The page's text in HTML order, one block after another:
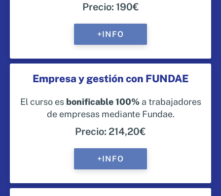
Precio: 190€
+INFO
Empresa y gestión con FUNDAE
El curso es bonificable 100%a trabajadores
de empresas mediante Fundae.
Precio: 214,20€
+INFO